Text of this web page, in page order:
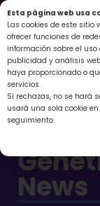
Esta página web usa
Las cookies de este
ofrecer funciones de
información sobre el
publicidad y análisis
haya proporcionado o
servicios.
Si rechazas, no se hará
usará una sola cookie
seguimiento.
Ir
al
contenido
News